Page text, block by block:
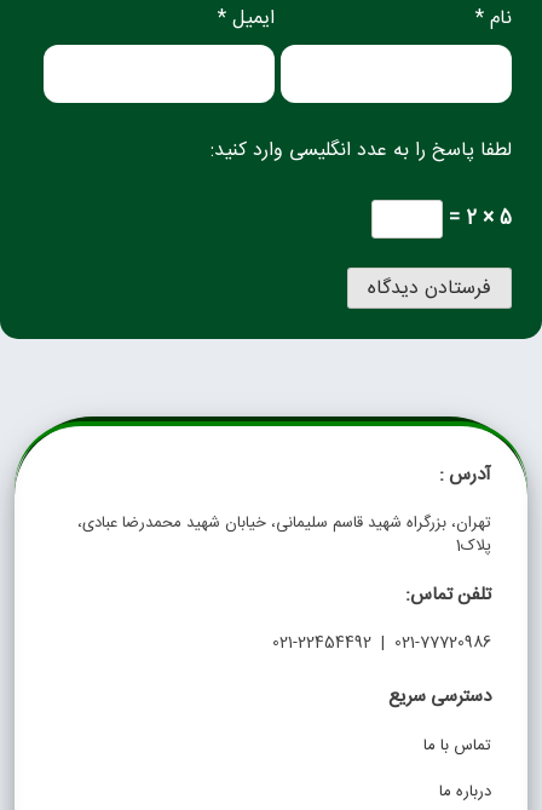
نام * ایمیل *
لطفا پاسخ را به عدد انگلیسی وارد کنید:
5 × 2 =
آدرس :
تهران، بزرگراه شهید قاسم سلیمانی، خیابان شهید محمدرضا عبادی،
پلاک1
تلفن تماس:
021-77720986 | 021-22454492
دسترسی سریع
تماس با ما
درباره ما